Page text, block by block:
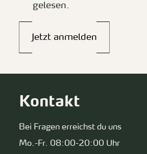
gelesen.
Jetzt anmelden
Kontakt
Bei Fragen erreichst du uns
Mo.-Fr. 08:00-20:00 Uhr